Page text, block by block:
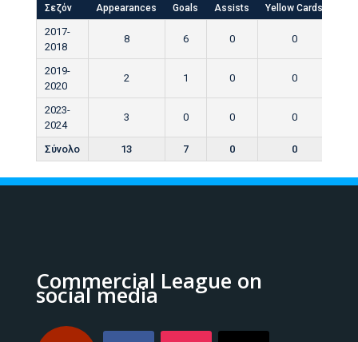
Σεζόν Appearances Goals Assists Yellow Cards
2017-
2018
8 6 0 0
2019-
2020
2 1 0 0
2023-
2024
3 0 0 0
Σύνολο 13 7 0 0
Commercial League on
social media